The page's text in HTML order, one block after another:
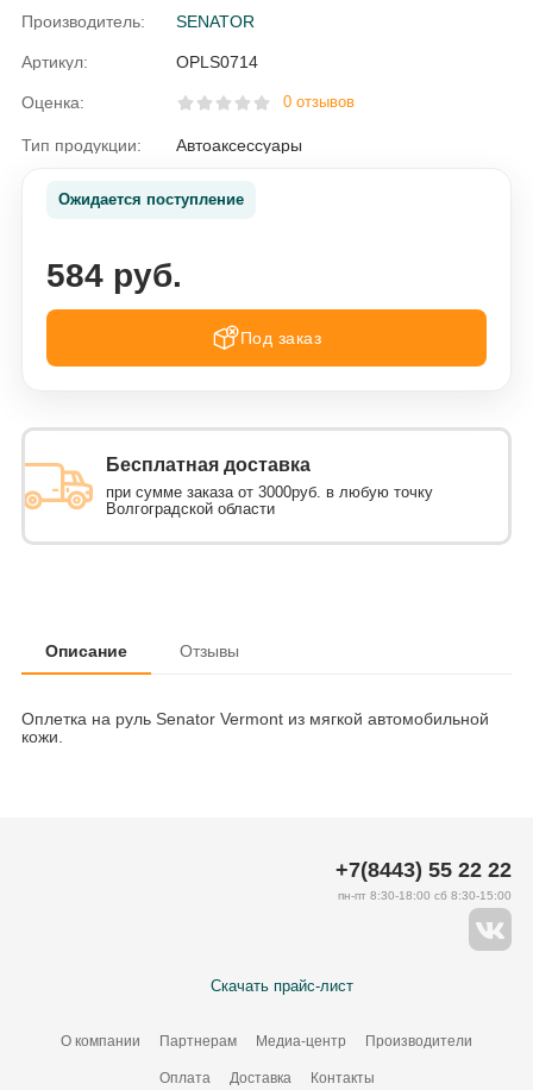
Производитель: SENATOR
Артикул: OPLS0714
Оценка: 0 отзывов
Тип продукции: Автоаксессуары
Ожидается поступление
584 руб.
Под заказ
Бесплатная доставка
при сумме заказа от 3000руб. в любую точку
Волгоградской области
Описание Отзывы
Оплетка на руль Senator Vermont из мягкой автомобильной
кожи.
Скачать прайс-лист
О компании Партнерам Медиа-центр Производители
Оплата Доставка Контакты
+7(8443) 55 22 22
пн-пт 8:30-18:00 сб 8:30-15:00